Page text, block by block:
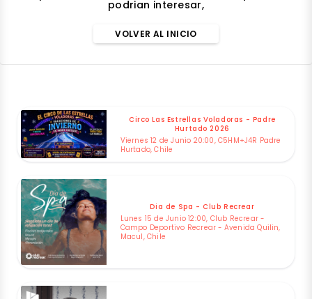
podrian interesar,
VOLVER AL INICIO
Circo Las Estrellas Voladoras - Padre
Hurtado 2026
Viernes 12 de Junio 20:00, C5HM+J4R Padre
Hurtado, Chile
Dia de Spa - Club Recrear
Lunes 15 de Junio 12:00, Club Recrear -
Campo Deportivo Recrear - Avenida Quilin,
Macul, Chile